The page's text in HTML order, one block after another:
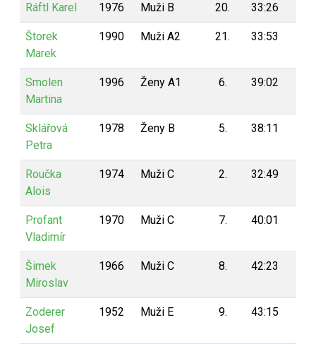
Ráftl Karel 1976 Muži B 20. 33:26
Štorek
Marek
1990 Muži A2 21. 33:53
Smolen
Martina
1996 Ženy A1 6. 39:02
Sklářová
Petra
1978 Ženy B 5. 38:11
Roučka
Alois
1974 Muži C 2. 32:49
Profant
Vladimír
1970 Muži C 7. 40:01
Šimek
Miroslav
1966 Muži C 8. 42:23
Zoderer
Josef
1952 Muži E 9. 43:15